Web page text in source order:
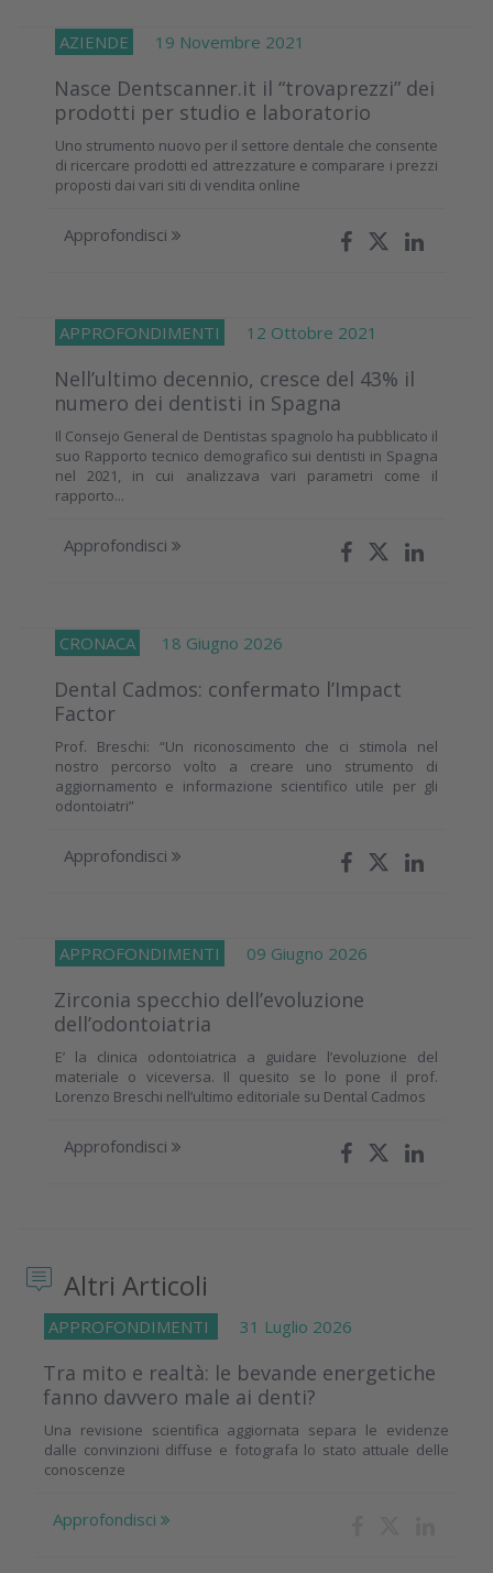
AZIENDE 19 Novembre 2021
Nasce Dentscanner.it il “trovaprezzi” dei
prodotti per studio e laboratorio
Uno strumento nuovo per il settore dentale che consente
di ricercare prodotti ed attrezzature e comparare i prezzi
proposti dai vari siti di vendita online
Approfondisci
APPROFONDIMENTI 12 Ottobre 2021
Nell’ultimo decennio, cresce del 43% il
numero dei dentisti in Spagna
Il Consejo General de Dentistas spagnolo ha pubblicato il
suo Rapporto tecnico demografico sui dentisti in Spagna
nel 2021, in cui analizzava vari parametri come il
rapporto...
Approfondisci
CRONACA 18 Giugno 2026
Dental Cadmos: confermato l’Impact
Factor
Prof. Breschi: “Un riconoscimento che ci stimola nel
nostro percorso volto a creare uno strumento di
aggiornamento e informazione scientifico utile per gli
odontoiatri”
Approfondisci
APPROFONDIMENTI 09 Giugno 2026
Zirconia specchio dell’evoluzione
dell’odontoiatria
E’ la clinica odontoiatrica a guidare l’evoluzione del
materiale o viceversa. Il quesito se lo pone il prof.
Lorenzo Breschi nell’ultimo editoriale su Dental Cadmos
Approfondisci
Altri Articoli
APPROFONDIMENTI 31 Luglio 2026
Tra mito e realtà: le bevande energetiche
fanno davvero male ai denti?
Una revisione scientifica aggiornata separa le evidenze
dalle convinzioni diffuse e fotografa lo stato attuale delle
conoscenze
Approfondisci